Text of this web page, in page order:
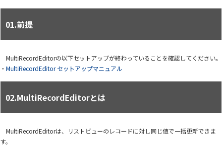
01.前提
MultiRecordEditorの以下セットアップが終わっていることを確認してください。
・ MultiRecordEditor セットアップマニュアル
02.MultiRecordEditorとは
MultiRecordEditorは、リストビューのレコードに対し同じ値で一括更新できま
す。